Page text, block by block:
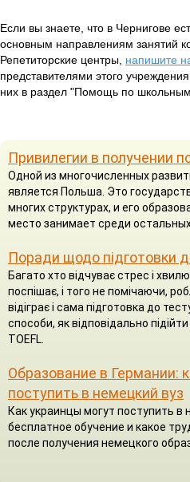
Если вы знаете, что в Чернигове
основным направлениям занятий
Репетиторские центры, напишите
представителями этого
них в раздел "Помощь по
Привилегии в получении
Одной из многочисленных
является Польша. Это
многих структурах, и его
место занимает среди
Поради щодо підготовки
Багато хто відчуває стрес і
поспішає, і того не помічаючи,
відіграє і сама підготовка до
способи, як відповідально
TOEFL.
Образование в Германии:
поступить в немецкий вуз
Как украинцы могут поступить в
бесплатное обучение и какое
после получения немецкого